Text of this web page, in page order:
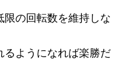
限の回転数を維持しな
るようになれば楽勝だ